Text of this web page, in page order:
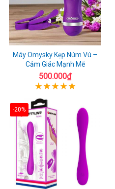
Máy Omysky Kẹp Núm Vú –
Cảm Giác Mạnh Mẽ
500.000₫
-20%